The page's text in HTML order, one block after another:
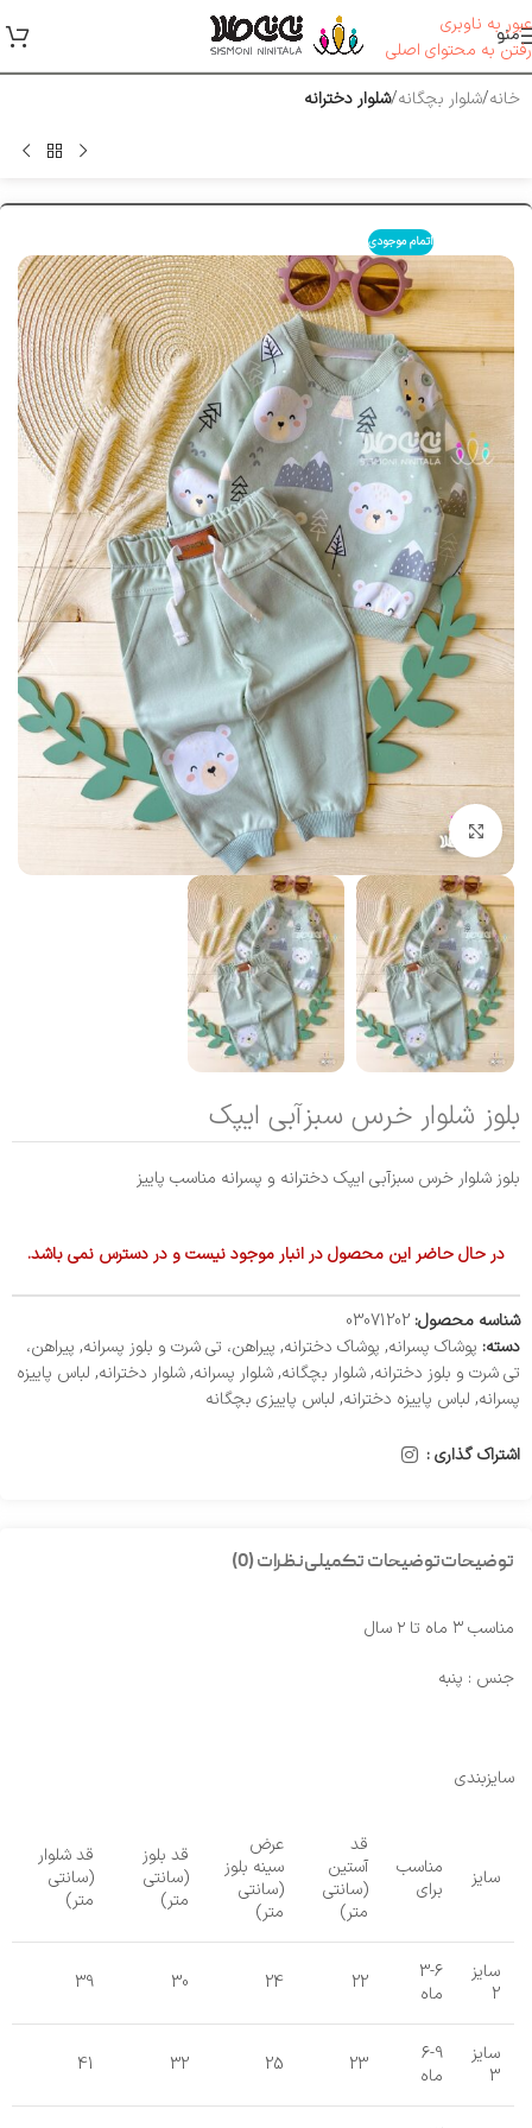
عبور به ناوبری
رفتن به محتوای اصلی
منو
خانه شلوار بچگانه شلوار دخترانه
اتمام موجودی
بزرگنمایی تصویر
بلوز شلوار خرس سبزآبی ایپک
بلوز شلوار خرس سبزآبی ایپک دخترانه و پسرانه مناسب پاییز
در حال حاضر این محصول در انبار موجود نیست و در دسترس نمی باشد.
شناسه محصول: 03071202
دسته: پوشاک پسرانه, پوشاک دخترانه, پیراهن، تی شرت و بلوز پسرانه, پیراهن،
تی شرت و بلوز دخترانه,شلوار بچگانه,شلوار پسرانه,شلوار دخترانه, لباس پاییزه
پسرانه, لباس پاییزه دخترانه, لباس پاییزی بچگانه
اشتراک گذاری :
توضیحاتتوضیحات تکمیلینظرات (0)
مناسب ۳ ماه تا ۲ سال
جنس : پنبه
سایزبندی
سایز
مناسب
برای
قد
آستین
(سانتی
متر)
عرض
سینه بلوز
(سانتی
متر)
قد بلوز
(سانتی
متر)
قد شلوار
(سانتی
متر)
سایز
2
3-6
ماه
22
24
30
39
سایز
3
6-9
ماه
23
25
32
41